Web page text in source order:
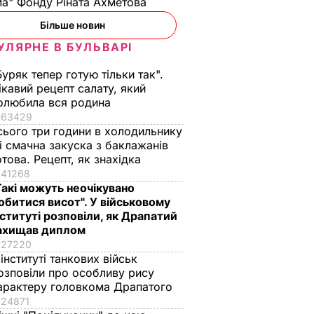
менше
Більше новин
В БУЛЬВАРІ
тепер готую тільки так".
рецепт салату, який
вся родина
63429
три години в холодильнику
смачна закуска з баклажанів
Рецепт, як знахідка
41268
можуть неочікувано
висот". У військовому
розповіли, як Драпатий
диплом
27220
танкових військ
про особливу рису
головкома Драпатого
24871